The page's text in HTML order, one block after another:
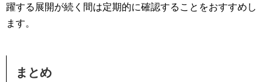
躍する展開が続く間は定期的に確認することをおすすめし
ます。
まとめ